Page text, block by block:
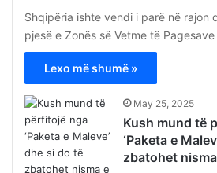
Shqipëria ishte vendi i parë në rajon
pjesë e Zonës së Vetme të
Lexo më shumë »
May 25, 2025
Kush mund të
‘Paketa e
zbatohet